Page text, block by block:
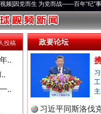
为党而战——百年“纪”事⑧加强纪律..
..
..
投稿 政要论坛
习近平同斯洛伐
全民健